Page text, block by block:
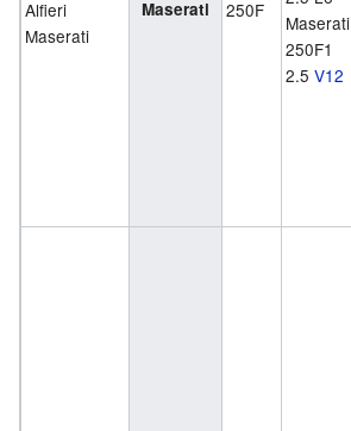
Alfieri
Maserati
Maserati 250F
Maserati
250F1
2.5 V12